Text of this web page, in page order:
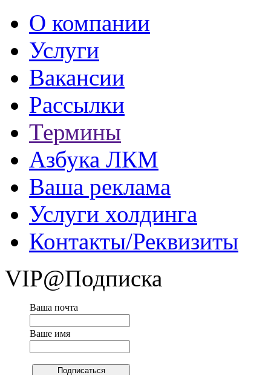
О компании
Услуги
Вакансии
Рассылки
Термины
Азбука ЛКМ
Ваша реклама
Услуги холдинга
Контакты/Реквизиты
VIP@Подписка
Ваша почта
Ваше имя